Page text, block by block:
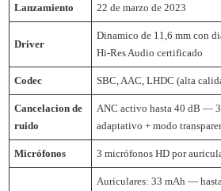
Lanzamiento 22 de marzo de 2023
Driver
Dinamico de 11,6 mm con
Hi-Res Audio certificado
Codec SBC, AAC, LHDC (alta
Cancelacion de
ruido
ANC activo hasta 40 dB —
adaptativo + modo
Micrófonos 3 micrófonos HD por
Auriculares: 33 mAh —